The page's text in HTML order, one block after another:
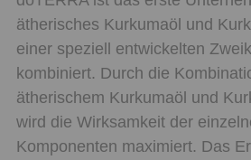
ätherisches Kurkumaöl und
einer speziell entwickelten
kombiniert. Durch die
ätherischem Kurkumaöl und
wird die Wirksamkeit der
Komponenten maximiert. Das